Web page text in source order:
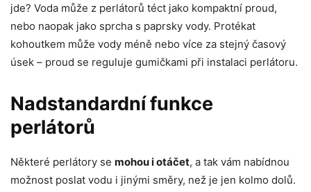
jde? Voda může z perlátorů téct jako kompaktní proud,
nebo naopak jako sprcha s paprsky vody. Protékat
kohoutkem může vody méně nebo více za stejný časový
úsek – proud se reguluje gumičkami při instalaci perlátoru.
Nadstandardní funkce
perlátorů
Některé perlátory se mohou i otáčet, a tak vám nabídnou
možnost poslat vodu i jinými směry, než je jen kolmo dolů.